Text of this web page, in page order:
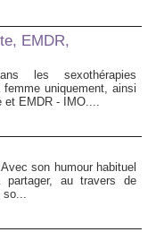
EMDR,
les sexothérapies
uniquement, ainsi
et EMDR - IMO....
son humour habituel
au travers de
so...